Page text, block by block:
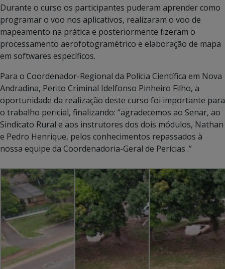
Durante o curso os participantes puderam aprender como
programar o voo nos aplicativos, realizaram o voo de
mapeamento na prática e posteriormente fizeram o
processamento aerofotogramétrico e elaboração de mapa
em softwares específicos.
Para o Coordenador-Regional da Polícia Científica em Nova
Andradina, Perito Criminal Idelfonso Pinheiro Filho, a
oportunidade da realização deste curso foi importante para
o trabalho pericial, finalizando: “agradecemos ao Senar, ao
Sindicato Rural e aos instrutores dos dois módulos, Nathan
e Pedro Henrique, pelos conhecimentos repassados à
nossa equipe da Coordenadoria-Geral de Perícias .”